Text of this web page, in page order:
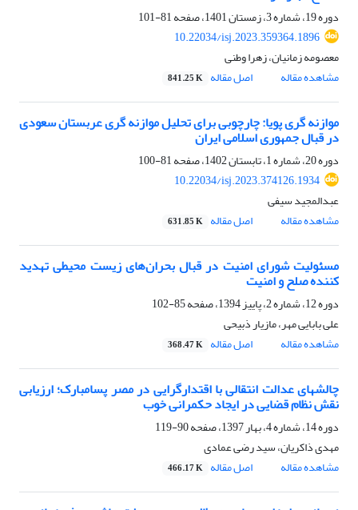
دوره 19، شماره 3، زمستان 1401، صفحه
81-101
10.22034/isj.2023.359364.1896
معصومه زمانیان، زهرا وطنی
مشاهده مقاله
اصل مقاله 841.25 K
موازنه گری پویا: چارچوبی برای تحلیل موازنه گری عربستان سعودی
در قبال جمهوری اسلامی ایران
دوره 20، شماره 1، تابستان 1402، صفحه
81-100
10.22034/isj.2023.374126.1934
عبدالمجید سیفی
مشاهده مقاله
اصل مقاله 631.85 K
مسئولیت شورای امنیت در قبال بحران‌های زیست محیطی تهدید
کننده صلح و امنیت
دوره 12، شماره 2، پاییز 1394، صفحه
85-102
علی بابایی مهر، مازیار ذبیحی
مشاهده مقاله
اصل مقاله 368.47 K
چالش‏های عدالت انتقالی با اقتدارگرایی در مصر پسامبارک؛ ارزیابی
نقش نظام قضایی در ایجاد حکمرانی خوب
دوره 14، شماره 4، بهار 1397، صفحه
90-119
مهدی ذاکریان، سید رضی عمادی
مشاهده مقاله
اصل مقاله 466.17 K